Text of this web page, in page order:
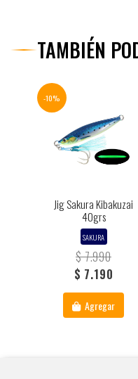
TAMBIÉN
-10%
Jig Sakura Kibakuzai
40grs
SAKURA
$ 7.990
$ 7.190
Agregar